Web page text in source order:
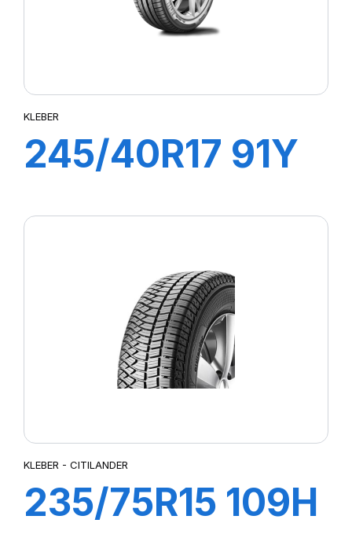
KLEBER
245/40R17 91Y
KLEBER - CITILANDER
235/75R15 109H